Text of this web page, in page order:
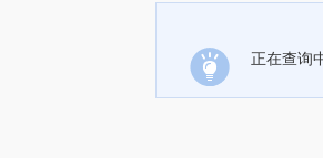
正在查询